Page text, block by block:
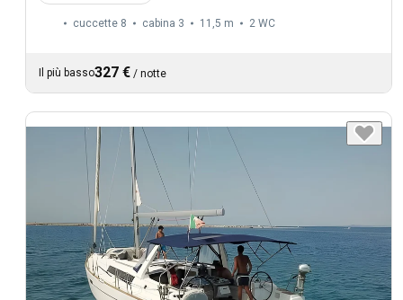
cuccette 8 cabina 3 11,5 m 2 WC
Il più basso327 € / notte